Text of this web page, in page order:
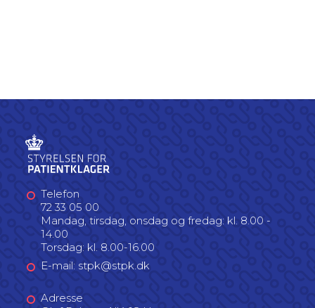
Telefon
72 33 05 00
Mandag, tirsdag, onsdag og fredag: kl. 8.00 -
14.00
Torsdag: kl. 8.00-16.00
E-mail: stpk@stpk.dk
Adresse